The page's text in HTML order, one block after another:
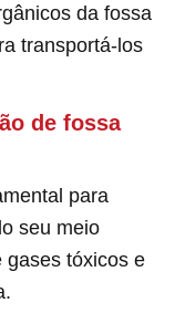
da fossa
transportá-los
de fossa
para
seu meio
gases tóxicos e